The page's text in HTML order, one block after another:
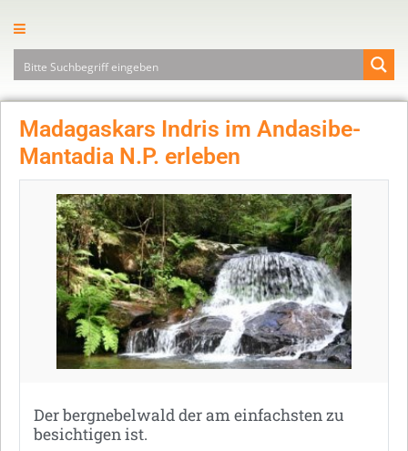
Madagaskars Indris im Andasibe-
Mantadia N.P. erleben
Der bergnebelwald der am einfachsten zu
besichtigen ist.